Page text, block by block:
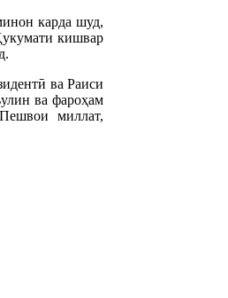
карда шуд,
кишвар
ва Раиси
ва фароҳам
миллат,